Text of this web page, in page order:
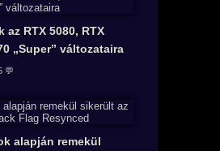
RTX 5080, RTX
„Super” változataira
💬
alapján remekül